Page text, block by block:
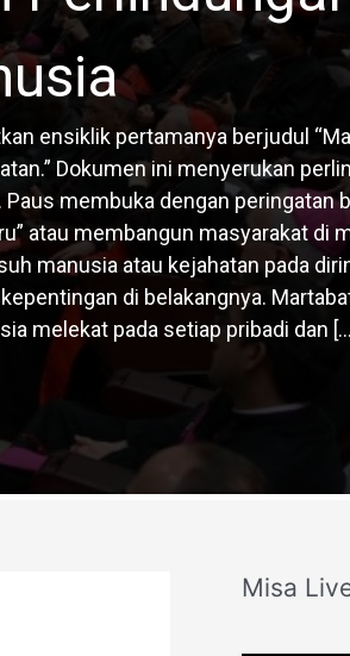
ensiklik pertamanya berjudul
Dokumen ini menyerukan
membuka dengan peringatan
atau membangun masyarakat di
manusia atau kejahatan pada
di belakangnya.
melekat pada setiap pribadi dan
Misa